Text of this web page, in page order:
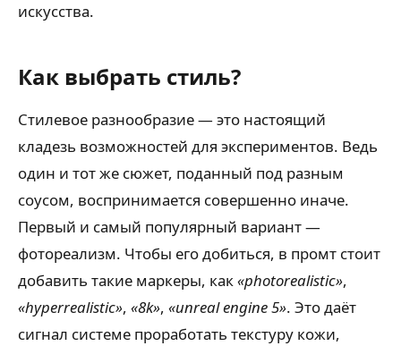
искусства.
Как выбрать стиль?
Стилевое разнообразие — это настоящий
кладезь возможностей для экспериментов. Ведь
один и тот же сюжет, поданный под разным
соусом, воспринимается совершенно иначе.
Первый и самый популярный вариант —
фотореализм. Чтобы его добиться, в промт стоит
добавить такие маркеры, как«photorealistic»,
«hyperrealistic», «8k», «unreal engine 5». Это даёт
сигнал системе проработать текстуру кожи,